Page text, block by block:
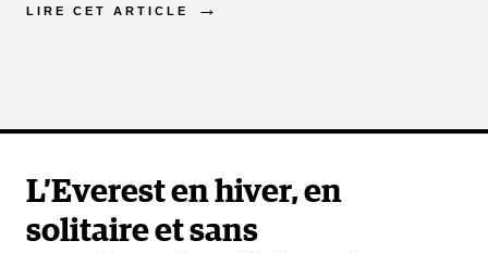
LIRE CET ARTICLE
L’Everest en hiver, en
solitaire et sans